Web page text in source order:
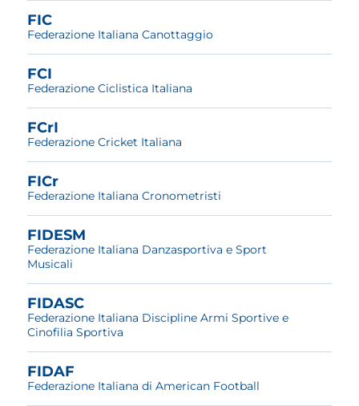
FIC
Federazione Italiana Canottaggio
FCI
Federazione Ciclistica Italiana
FCrI
Federazione Cricket Italiana
FICr
Federazione Italiana Cronometristi
FIDESM
Federazione Italiana Danzasportiva e Sport
Musicali
FIDASC
Federazione Italiana Discipline Armi Sportive e
Cinofilia Sportiva
FIDAF
Federazione Italiana di American Football